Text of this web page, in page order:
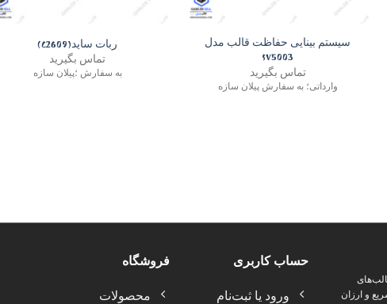
+
سیستم بینایی حفاظت قالب مدل
SV5003
تماس بگیرید
وارداتی؛ به سفارش پیلان سازه
+
ربات ساید(C2609)
تماس بگیرید
به سفارش ؛پیلان سازه
و ارزان
حساب کاربری
ورود یا ثبت‌نام
فروشگاه
محصولات